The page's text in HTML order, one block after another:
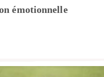
émotionnelle